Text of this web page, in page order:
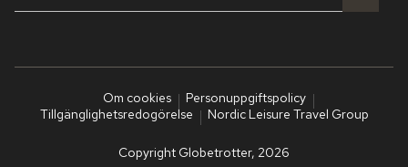
Om cookies
Personuppgiftspolicy
Tillgänglighetsredogörelse
Nordic Leisure Travel Group
Copyright Globetrotter, 2026